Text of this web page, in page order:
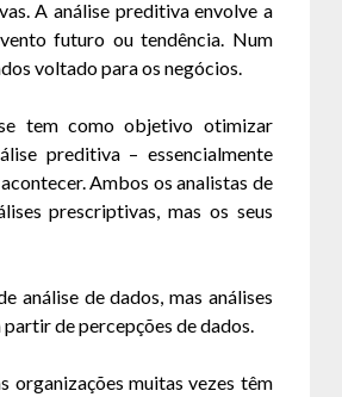
A análise preditiva envolve a
futuro ou tendência. Num
voltado para os negócios.
tem como objetivo otimizar
preditiva – essencialmente
Ambos os analistas de
prescriptivas, mas os seus
análise de dados, mas análises
de percepções de dados.
organizações muitas vezes têm